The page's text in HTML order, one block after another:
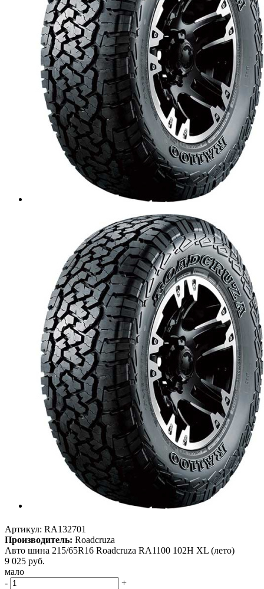
Артикул: RA132701
Производитель: Roadcruza
Авто шина 215/65R16 Roadcruza RA1100 102H XL (лето)
9 025 руб.
мало
-
+